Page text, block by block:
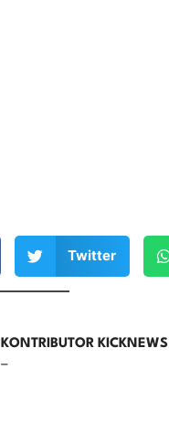
Twitter
KONTRIBUTOR KICKNEWS
–